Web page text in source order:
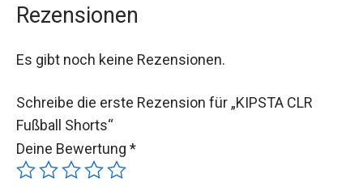
Rezensionen
Es gibt noch keine Rezensionen.
Schreibe die erste Rezension für „KIPSTA CLR
Fußball Shorts“
Deine Bewertung *